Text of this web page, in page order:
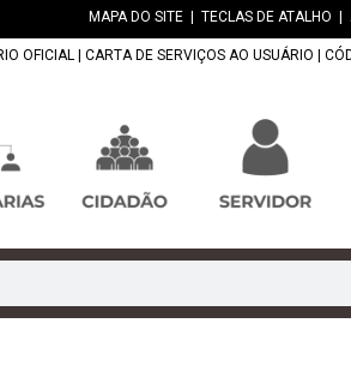
MAPA DO SITE TECLAS DE ATALHO
OFICIAL CARTA DE SERVIÇOS AO USUÁRIO